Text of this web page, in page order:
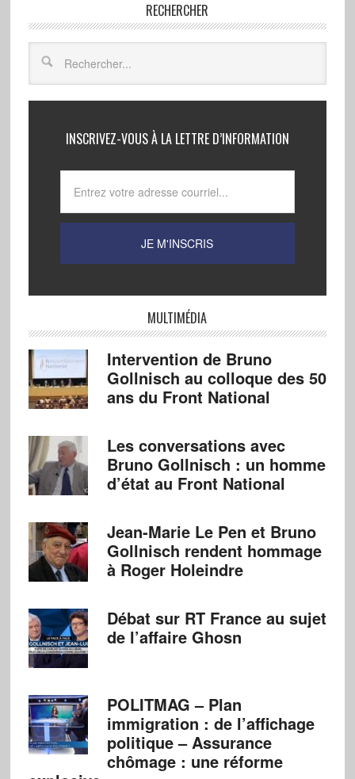
RECHERCHER
INSCRIVEZ-VOUS À LA LETTRE D’INFORMATION
MULTIMÉDIA
Intervention de Bruno
Gollnisch au colloque des 50
ans du Front National
Les conversations avec
Bruno Gollnisch : un homme
d’état au Front National
Jean-Marie Le Pen et Bruno
Gollnisch rendent hommage
à Roger Holeindre
Débat sur RT France au sujet
de l’affaire Ghosn
POLITMAG – Plan
immigration : de l’affichage
politique – Assurance
chômage : une réforme